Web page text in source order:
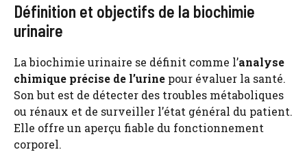
Définition et objectifs de la biochimie
urinaire
La biochimie urinaire se définit comme l’analyse
chimique précise de l’urine pour évaluer la santé.
Son but est de détecter des troubles métaboliques
ou rénaux et de surveiller l’état général du patient.
Elle offre un aperçu fiable du fonctionnement
corporel.